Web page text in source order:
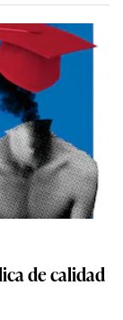
de calidad